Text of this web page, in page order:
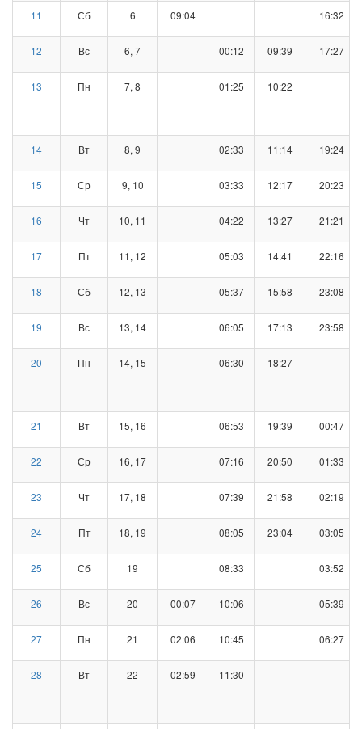
11 Сб 6 09:04 16:32
12 Вс 6, 7 00:12 09:39 17:27
13 Пн 7, 8 01:25 10:22
14 Вт 8, 9 02:33 11:14 19:24
15 Ср 9, 10 03:33 12:17 20:23
16 Чт 10, 11 04:22 13:27 21:21
17 Пт 11, 12 05:03 14:41 22:16
18 Сб 12, 13 05:37 15:58 23:08
19 Вс 13, 14 06:05 17:13 23:58
20 Пн 14, 15 06:30 18:27
21 Вт 15, 16 06:53 19:39 00:47
22 Ср 16, 17 07:16 20:50 01:33
23 Чт 17, 18 07:39 21:58 02:19
24 Пт 18, 19 08:05 23:04 03:05
25 Сб 19 08:33 03:52
26 Вс 20 00:07 10:06 05:39
27 Пн 21 02:06 10:45 06:27
28 Вт 22 02:59 11:30